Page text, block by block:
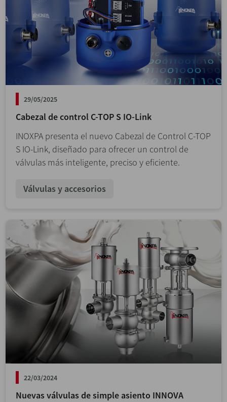
29/05/2025
Cabezal de control C-TOP S IO-Link
INOXPA presenta el nuevo Cabezal de Control C-TOP
S IO-Link, diseñado para ofrecer un control de
válvulas más inteligente, preciso y eficiente.
Válvulas y accesorios
22/03/2024
Nuevas válvulas de simple asiento INNOVA